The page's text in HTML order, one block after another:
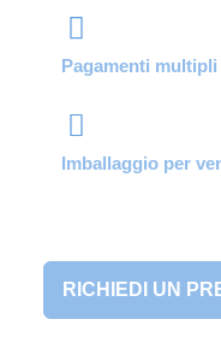
Pagamenti multipli
Imballaggio per
RICHIEDI UN